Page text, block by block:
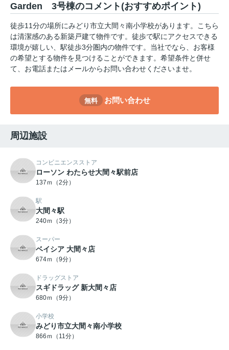
Garden 3号棟のコメント(おすすめポイント)
徒歩11分の場所にみどり市立大間々南小学校があります。こちら
は清潔感のある新築戸建て物件です。徒歩で駅にアクセスできる
環境が嬉しい、駅徒歩3分圏内の物件です。当社でなら、お客様
の希望とする物件を見つけることができます。希望条件と併せ
て、お電話またはメールからお問い合わせくださいませ。
無料 お問い合わせ
周辺施設
コンビニエンスストア
ローソン わたらせ大間々駅前店
137ｍ（2分）
駅
大間々駅
240ｍ（3分）
スーパー
ベイシア 大間々店
674ｍ（9分）
ドラッグストア
スギドラッグ 新大間々店
680ｍ（9分）
小学校
みどり市立大間々南小学校
866ｍ（11分）